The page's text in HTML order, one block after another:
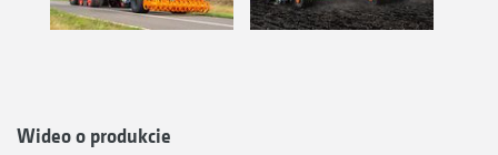
Wideo o produkcie